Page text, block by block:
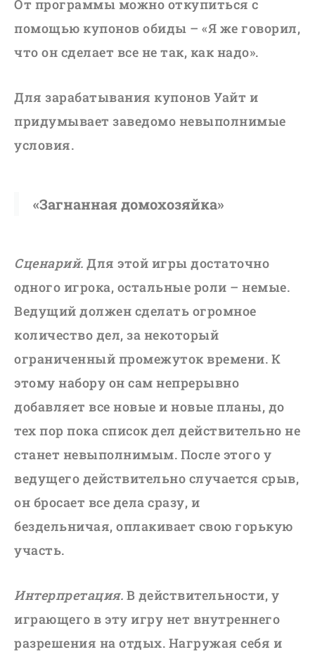
От программы можно откупиться с
помощью купонов обиды – «Я же говорил,
что он сделает все не так, как надо».
Для зарабатывания купонов Уайт и
придумывает заведомо невыполнимые
условия.
«Загнанная домохозяйка»
Сценарий. Для этой игры достаточно
одного игрока, остальные роли – немые.
Ведущий должен сделать огромное
количество дел, за некоторый
ограниченный промежуток времени. К
этому набору он сам непрерывно
добавляет все новые и новые планы, до
тех пор пока список дел действительно не
станет невыполнимым. После этого у
ведущего действительно случается срыв,
он бросает все дела сразу, и
бездельничая, оплакивает свою горькую
участь.
Интерпретация. В действительности, у
играющего в эту игру нет внутреннего
разрешения на отдых. Нагружая себя и